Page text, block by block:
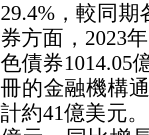
29.4% ，較同
券方面， 2023年
色債券1014.05
冊的金融機構
計約41億美元。